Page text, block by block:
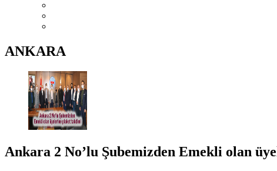
ANKARA
Ankara 2 No’lu Şubemizden Emekli olan